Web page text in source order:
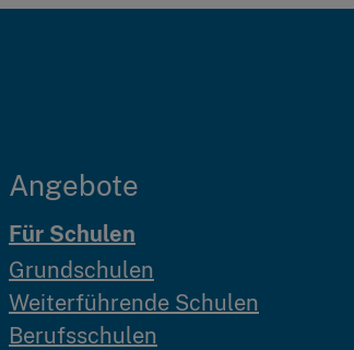
Angebote
Für Schulen
Grundschulen
Weiterführende Schulen
Berufsschulen